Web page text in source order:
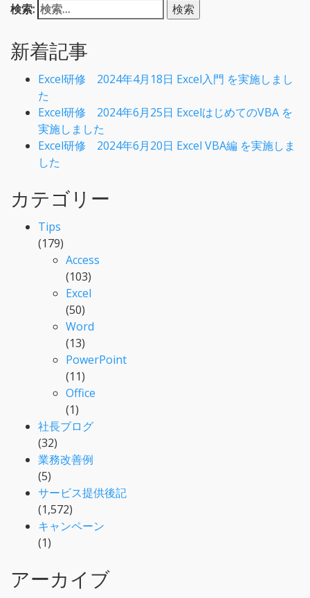
検索:
新着記事
Excel研修 2024年4月18日 Excel入門 を実施しまし
た
Excel研修 2024年6月25日 ExcelはじめてのVBA を
実施しました
Excel研修 2024年6月20日 Excel VBA編 を実施しま
した
カテゴリー
Tips
(179)
Access
(103)
Excel
(50)
Word
(13)
PowerPoint
(11)
Office
(1)
社長ブログ
(32)
業務改善例
(5)
サービス提供後記
(1,572)
キャンペーン
(1)
アーカイブ